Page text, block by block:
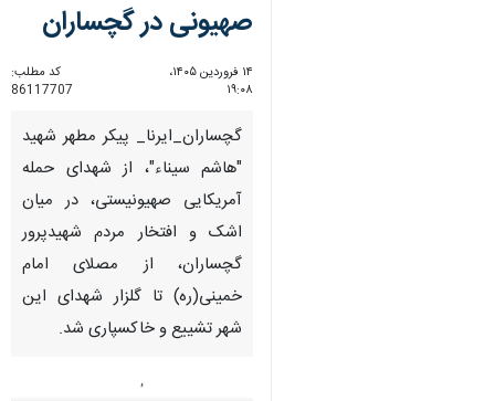
صهیونی در گچساران
۱۴ فروردین ۱۴۰۵،
۱۹:۰۸
کد مطلب:
86117707
گچساران_ایرنا_ پیکر مطهر شهید
"هاشم سیناء"، از شهدای حمله
آمریکایی صهیونیستی، در میان
اشک و افتخار مردم شهیدپرور
گچساران، از مصلای امام
خمینی(ره) تا گلزار شهدای این
شهر تشییع و خاکسپاری شد.